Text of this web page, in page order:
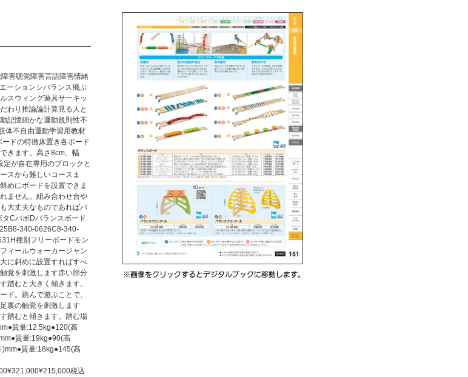
害聴覚障害言語障害情緒
ーションシバランス飛ぶ
スウィング遊具サーキッ
わり推論論計算見る人と
記憶細かな運動規則性不
不自由運動学習用教材
ドの特徴床置き各ボード
きます。高さ8cm、幅
が自在専用のブロックと
スから難しいコースま
めにボードを設置できま
ません。組み合わせ台や
大丈夫なものであればバ
CバボDバランスボード
340-0626C8-340-
種別フリーボードモン
ィールウォーカージャン
に斜めに設置すればすべ
覚を刺激します赤い部分
踏むと大きく傾きます。
ド。跳んで遊ぶことで、
裏の触覚を刺激します
踏むと傾きます。踏む場
質量:12.5kg●120(高
質量:19kg●90(高
質量:18kg●145(高
税込